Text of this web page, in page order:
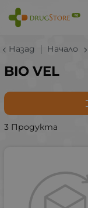
Назад Начало
BIO VEL
3 Продукта